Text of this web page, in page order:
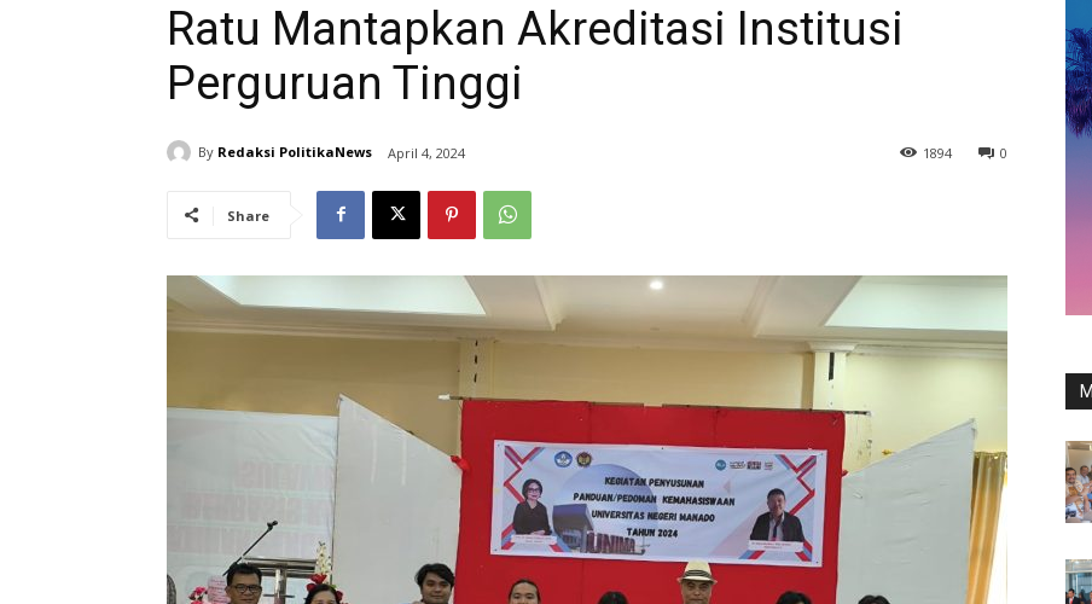
Ratu Mantapkan Akreditasi Institusi
Perguruan Tinggi
By Redaksi PolitikaNews April 4, 2024 0
1894
Share